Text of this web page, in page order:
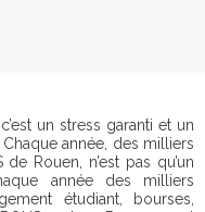
, c’est un stress garanti et un
année, des milliers
Rouen, n’est pas qu’un
année des milliers
étudiant, bourses,